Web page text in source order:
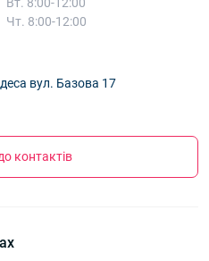
Чт. 8:00-12:00
вул. Базова 17
контактів